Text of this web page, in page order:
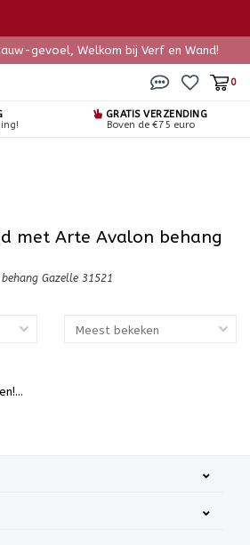
gevoel, Welkom bij Verf en Wand!
0
GRATIS VERZENDING
Boven de €75 euro
met Arte Avalon behang
Gazelle 31521